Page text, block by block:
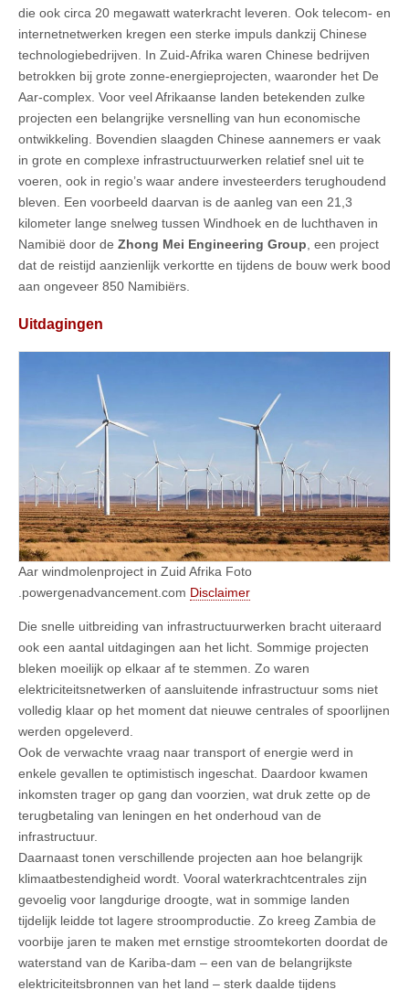
die ook circa 20 megawatt waterkracht leveren. Ook telecom- en
internetnetwerken kregen een sterke impuls dankzij Chinese
technologiebedrijven. In Zuid-Afrika waren Chinese bedrijven
betrokken bij grote zonne-energieprojecten, waaronder het De
Aar-complex. Voor veel Afrikaanse landen betekenden zulke
projecten een belangrijke versnelling van hun economische
ontwikkeling. Bovendien slaagden Chinese aannemers er vaak
in grote en complexe infrastructuurwerken relatief snel uit te
voeren, ook in regio’s waar andere investeerders terughoudend
bleven. Een voorbeeld daarvan is de aanleg van een 21,3
kilometer lange snelweg tussen Windhoek en de luchthaven in
Namibië door de Zhong Mei Engineering Group , een project
dat de reistijd aanzienlijk verkortte en tijdens de bouw werk bood
aan ongeveer 850 Namibiërs.
Uitdagingen
Aar windmolenproject in Zuid Afrika Foto
.powergenadvancement.com Disclaimer
Die snelle uitbreiding van infrastructuurwerken bracht uiteraard
ook een aantal uitdagingen aan het licht. Sommige projecten
bleken moeilijk op elkaar af te stemmen. Zo waren
elektriciteitsnetwerken of aansluitende infrastructuur soms niet
volledig klaar op het moment dat nieuwe centrales of spoorlijnen
werden opgeleverd.
Ook de verwachte vraag naar transport of energie werd in
enkele gevallen te optimistisch ingeschat. Daardoor kwamen
inkomsten trager op gang dan voorzien, wat druk zette op de
terugbetaling van leningen en het onderhoud van de
infrastructuur.
Daarnaast tonen verschillende projecten aan hoe belangrijk
klimaatbestendigheid wordt. Vooral waterkrachtcentrales zijn
gevoelig voor langdurige droogte, wat in sommige landen
tijdelijk leidde tot lagere stroomproductie. Zo kreeg Zambia de
voorbije jaren te maken met ernstige stroomtekorten doordat de
waterstand van de Kariba-dam – een van de belangrijkste
elektriciteitsbronnen van het land – sterk daalde tijdens